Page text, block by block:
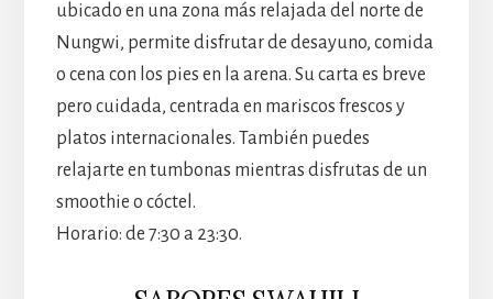
ubicado en una zona más relajada del norte de
Nungwi, permite disfrutar de desayuno, comida
o cena con los pies en la arena. Su carta es breve
pero cuidada, centrada en mariscos frescos y
platos internacionales. También puedes
relajarte en tumbonas mientras disfrutas de un
smoothie o cóctel.
Horario: de 7:30 a 23:30.